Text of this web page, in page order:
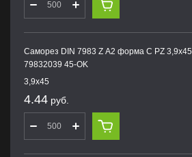
Саморез DIN 7983 Z А2 форма С PZ 3,9х45
79832039 45-OK
3,9х45
4.44 руб.